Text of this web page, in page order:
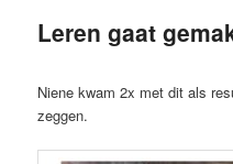
inhoud
inhoud
Leren gaat
Niene kwam 2x met dit als
zeggen.